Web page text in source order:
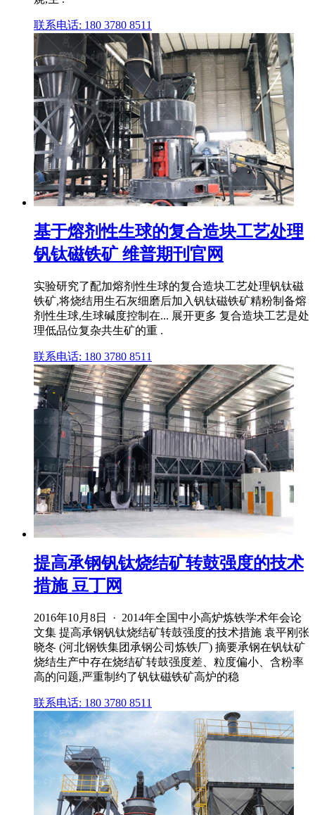
联系电话: 180 3780 8511
基于熔剂性生球的复合造块工艺处理
钒钛磁铁矿 维普期刊官网
实验研究了配加熔剂性生球的复合造块工艺处理钒钛磁
铁矿,将烧结用生石灰细磨后加入钒钛磁铁矿精粉制备熔
剂性生球,生球碱度控制在... 展开更多 复合造块工艺是处
理低品位复杂共生矿的重 .
联系电话: 180 3780 8511
提高承钢钒钛烧结矿转鼓强度的技术
措施 豆丁网
2016年10月8日 · 2014年全国中小高炉炼铁学术年会论
文集 提高承钢钒钛烧结矿转鼓强度的技术措施 袁平刚张
晓冬 (河北钢铁集团承钢公司炼铁厂) 摘要承钢在钒钛矿
烧结生产中存在烧结矿转鼓强度差、粒度偏小、含粉率
高的问题,严重制约了钒钛磁铁矿高炉的稳
联系电话: 180 3780 8511